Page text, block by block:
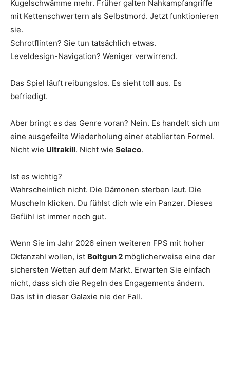
Kugelschwämme mehr. Früher galten Nahkampfangriffe
mit Kettenschwertern als Selbstmord. Jetzt funktionieren
sie.
Schrotflinten? Sie tun tatsächlich etwas.
Leveldesign-Navigation? Weniger verwirrend.
Das Spiel läuft reibungslos. Es sieht toll aus. Es
befriedigt.
Aber bringt es das Genre voran? Nein. Es handelt sich um
eine ausgefeilte Wiederholung einer etablierten Formel.
Nicht wie Ultrakill. Nicht wie Selaco.
Ist es wichtig?
Wahrscheinlich nicht. Die Dämonen sterben laut. Die
Muscheln klicken. Du fühlst dich wie ein Panzer. Dieses
Gefühl ist immer noch gut.
Wenn Sie im Jahr 2026 einen weiteren FPS mit hoher
Oktanzahl wollen, ist Boltgun 2 möglicherweise eine der
sichersten Wetten auf dem Markt. Erwarten Sie einfach
nicht, dass sich die Regeln des Engagements ändern.
Das ist in dieser Galaxie nie der Fall.